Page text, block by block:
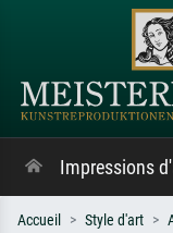
Impressions
Accueil Style d'art